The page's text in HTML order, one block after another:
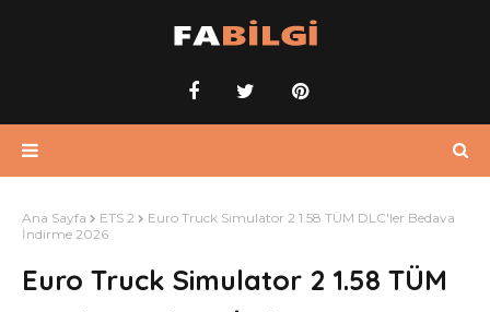
Ana Sayfa ETS 2
Euro Truck Simulator 2 1.58 TÜM DLC'ler Bedava
İndirme 2026
Euro Truck Simulator 2 1.58 TÜM